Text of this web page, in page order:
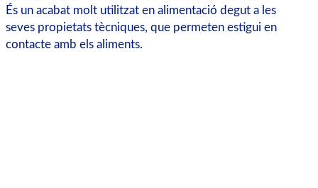
És un acabat molt utilitzat en alimentació degut a les
seves propietats tècniques, que permeten estigui en
contacte amb els aliments.